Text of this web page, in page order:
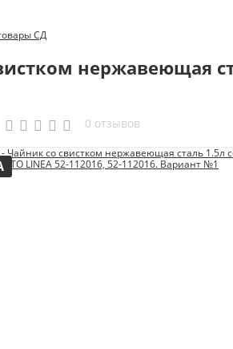
СД
нержавеющая
0 отзывов